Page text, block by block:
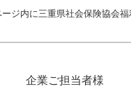
ジ内に三重県社会保険協会福
企業ご担当者様